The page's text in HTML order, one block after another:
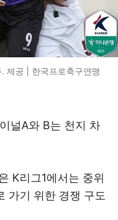
제공 | 한국프로축구연맹
널A와 B는 천지 차
K리그1에서는 중위
가기 위한 경쟁 구도